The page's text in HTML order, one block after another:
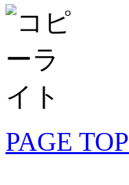
PAGE TOP